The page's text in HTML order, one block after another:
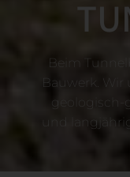
Beim
Bauwerk.
geologisch-
und